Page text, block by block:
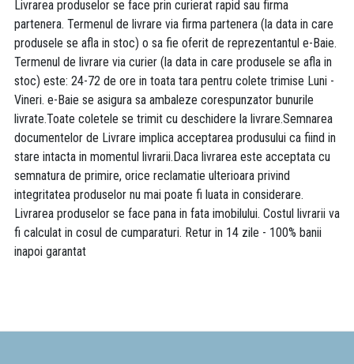
Livrarea produselor se face prin curierat rapid sau firma
partenera. Termenul de livrare via firma partenera (la data in care
produsele se afla in stoc) o sa fie oferit de reprezentantul e-Baie.
Termenul de livrare via curier (la data in care produsele se afla in
stoc) este: 24-72 de ore in toata tara pentru colete trimise Luni -
Vineri. e-Baie se asigura sa ambaleze corespunzator bunurile
livrate.Toate coletele se trimit cu deschidere la livrare.Semnarea
documentelor de Livrare implica acceptarea produsului ca fiind in
stare intacta in momentul livrarii.Daca livrarea este acceptata cu
semnatura de primire, orice reclamatie ulterioara privind
integritatea produselor nu mai poate fi luata in considerare.
Livrarea produselor se face pana in fata imobilului. Costul livrarii va
fi calculat in cosul de cumparaturi. Retur in 14 zile - 100% banii
inapoi garantat